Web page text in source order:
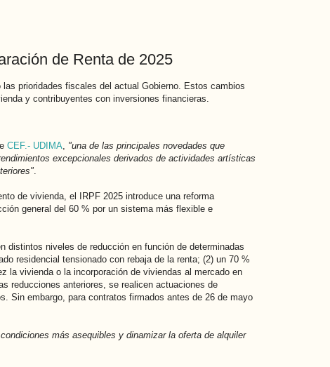
de Renta de 2025
prioridades fiscales del actual Gobierno. Estos cambios
y contribuyentes con inversiones financieras.
CEF.- UDIMA, "una de las principales novedades que
excepcionales derivados de actividades artísticas
.
de vivienda, el IRPF 2025 introduce una reforma
general del 60 % por un sistema más flexible e
distintos niveles de reducción en función de determinadas
residencial tensionado con rebaja de la renta; (2) un 70 %
la vivienda o la incorporación de viviendas al mercado en
reducciones anteriores, se realicen actuaciones de
Sin embargo, para contratos firmados antes de 26 de mayo
más asequibles y dinamizar la oferta de alquiler